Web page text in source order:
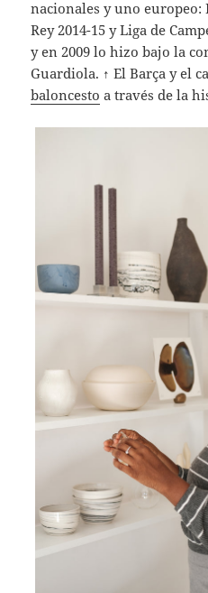
nacionales y uno europeo:
Rey 2014-15 y Liga de
y en 2009 lo hizo bajo la
Guardiola. ↑ El Barça y el
baloncesto a través de la